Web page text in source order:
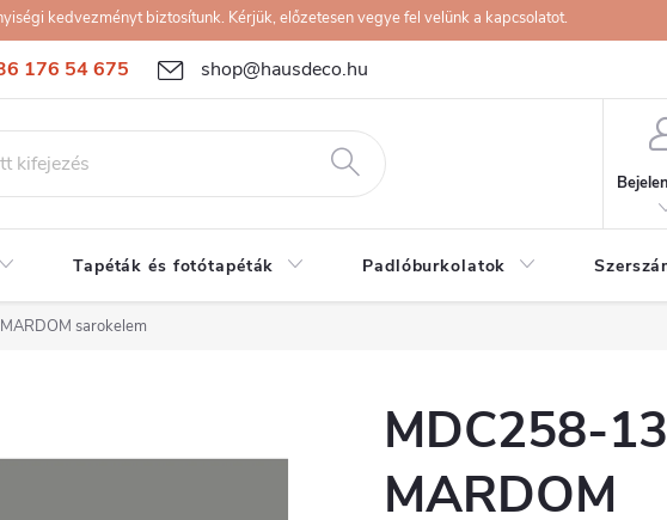
kedvezményt biztosítunk. Kérjük, előzetesen vegye fel velünk a kapcsolatot.
176 54 675 shop@hausdeco.hu
Tapéták és fotótapéták Padlóburkolatok
sarokelem
MDC258-13
MARDOM